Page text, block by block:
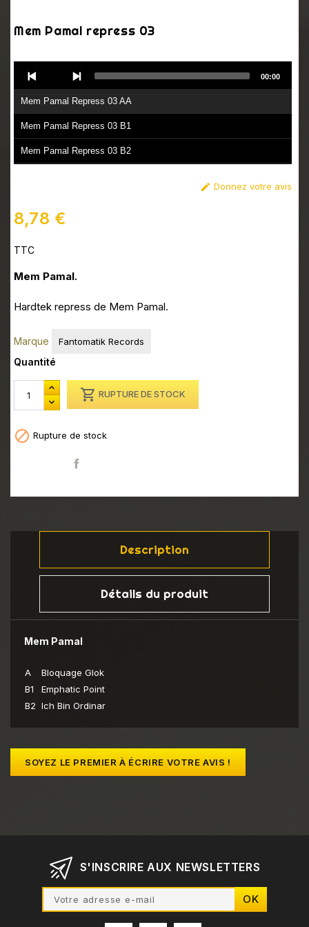
Mem Pamal repress 03
Player
Mem Pamal Repress 03 AA
Mem Pamal Repress 03 B1
Mem Pamal Repress 03 B2
00:00
 Donnez votre avis
8,78 €
TTC
Mem Pamal.
Hardtek repress de Mem Pamal.
Marque Fantomatik Records
Quantité
 RUPTURE DE STOCK
 Rupture de stock
Description
Détails du produit
Mem Pamal
A
Bloquage Glok
B1
Emphatic Point
B2 Ich Bin Ordinar
SOYEZ LE PREMIER À ÉCRIRE VOTRE AVIS !
S'INSCRIRE AUX NEWSLETTERS